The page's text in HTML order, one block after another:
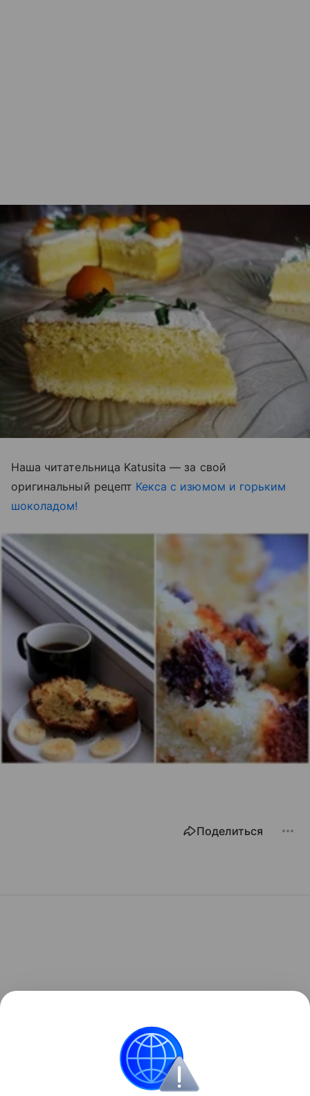
Наша читательница Katusita — за свой
оригинальный рецепт Кекса с изюмом и горьким
шоколадом!
Поделиться